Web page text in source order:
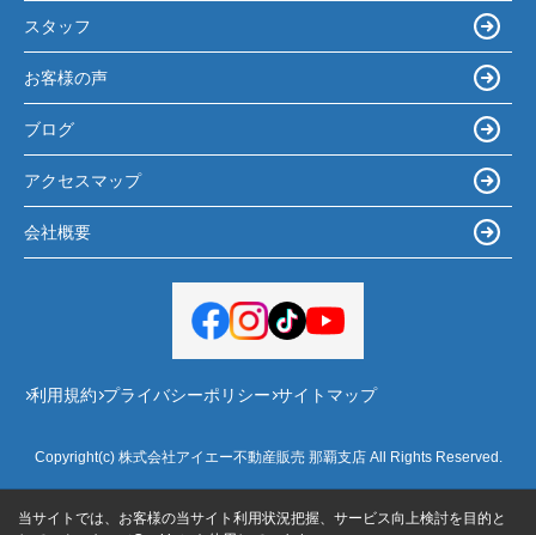
スタッフ
お客様の声
ブログ
アクセスマップ
会社概要
利用規約 プライバシーポリシー サイトマップ
Copyright(c) 株式会社アイエー不動産販売 那覇支店 All Rights Reserved.
当サイトでは、お客様の当サイト利用状況把握、サービス向上検討を目的と